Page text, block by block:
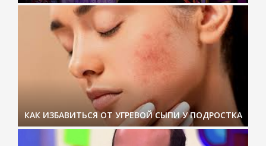
КАК ИЗБАВИТЬСЯ ОТ УГРЕВОЙ СЫПИ У ПОДРОСТКА